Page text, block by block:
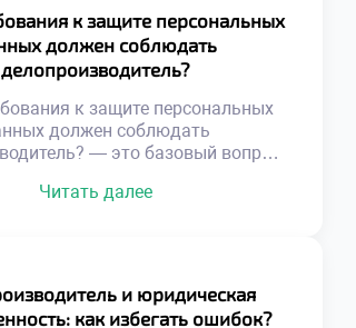
помогает осознанно строить
Выбор места работы
ежедневную рутину и темп
роста. Специфика среды
уникальный набор компетенций
[…]
к защите персональных
должен соблюдать
делопроизводитель?
к защите персональных
должен соблюдать
— это базовый вопрос
неразрывно связана с
и самого специалиста.
выступает первым
Читать далее
и юридическая
как избегать ошибок?